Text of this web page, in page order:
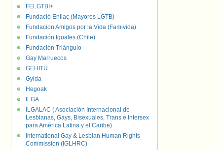
FELGTBI+
Fundació Enllaç (Mayores LGTB)
Fundacion Amigos por la Vida (Famivida)
Fundación Iguales (Chile)
Fundación Triángulo
Gay Marruecos
GEHITU
Gylda
Hegoak
ILGA
ILGALAC ( Asociación Internacional de
Lesbianas, Gays, Bisexuales, Trans e Intersex
para América Latina y el Caribe)
International Gay & Lesbian Human Rights
Commission (IGLHRC)